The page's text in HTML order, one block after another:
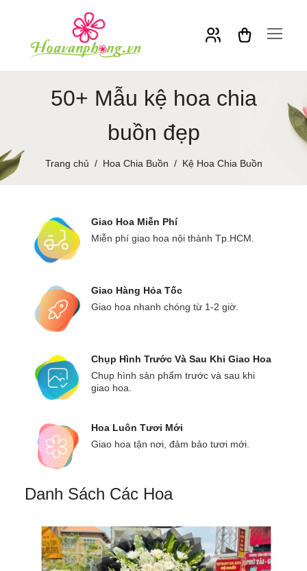
50+ Mẫu kệ hoa chia
buồn đẹp
Trang chủ Hoa Chia Buồn Kệ Hoa Chia Buồn
Giao Hoa Miễn Phí
Miễn phí giao hoa nội thành Tp.HCM.
Giao Hàng Hỏa Tốc
Giao hoa nhanh chóng từ 1-2 giờ.
Chụp Hình Trước Và Sau Khi Giao Hoa
Chụp hình sản phẩm trước và sau khi
giao hoa.
Hoa Luôn Tươi Mới
Giao hoa tận nơi, đảm bảo tươi mới.
Danh Sách Các Hoa